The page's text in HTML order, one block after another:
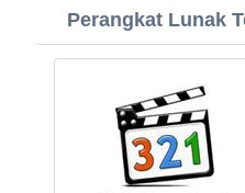
Perangkat Lunak